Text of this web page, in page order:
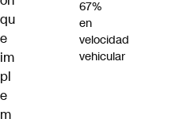
qu
e
im
pl
e
m
67%
en
velocidad
vehicular